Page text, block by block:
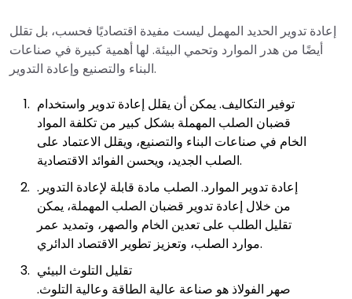
إعادة تدوير الحديد المهمل ليست مفيدة اقتصاديًا فحسب، بل تقلل
أيضًا من هدر الموارد وتحمي البيئة. لها أهمية كبيرة في صناعات
البناء والتصنيع وإعادة التدوير.
توفير التكاليف. يمكن أن يقلل إعادة تدوير واستخدام
قضبان الصلب المهملة بشكل كبير من تكلفة المواد
الخام في صناعات البناء والتصنيع، ويقلل الاعتماد على
الصلب الجديد، ويحسن الفوائد الاقتصادية.
إعادة تدوير الموارد. الصلب مادة قابلة لإعادة التدوير.
من خلال إعادة تدوير قضبان الصلب المهملة، يمكن
تقليل الطلب على تعدين الخام والصهر، وتمديد عمر
موارد الصلب، وتعزيز تطوير الاقتصاد الدائري.
تقليل التلوث البيئي
صهر الفولاذ هو صناعة عالية الطاقة وعالية التلوث.